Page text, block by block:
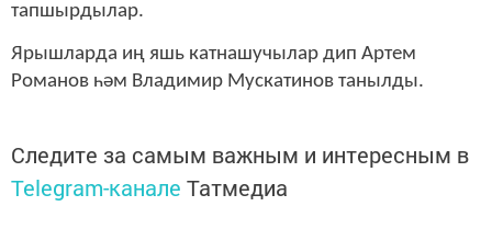
тапшырдылар.
Ярышларда иң яшь катнашучылар дип Артем
Романов һәм Владимир Мускатинов танылды.
Следите за самым важным и интересным в
Telegram-канале Татмедиа